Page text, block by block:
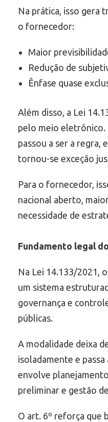
Na prática, isso gera
o fornecedor:
Maior
Redução de
Ênfase quase
Além disso, a Lei
pelo meio
passou a ser a regra,
tornou-se exceção
Para o fornecedor,
nacional aberto,
necessidade de
Fundamento legal
Na Lei 14.133/2021,
um sistema
governança e
públicas.
A modalidade deixa
isoladamente e
envolve
preliminar e gestão
O art. 6º reforça que